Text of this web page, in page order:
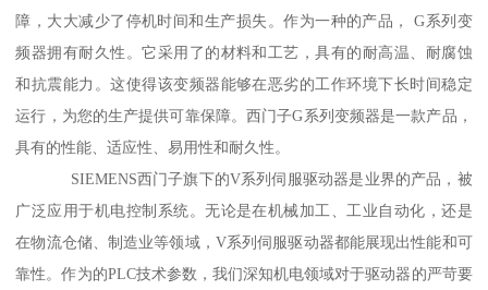
障，大大减少了停机时间和生产损失。作为一种的产品， G系列变
频器拥有耐久性。它采用了的材料和工艺，具有的耐高温、耐腐蚀
和抗震能力。这使得该变频器能够在恶劣的工作环境下长时间稳定
运行，为您的生产提供可靠保障。西门子G系列变频器是一款产品，
具有的性能、适应性、易用性和耐久性。
SIEMENS西门子旗下的V系列伺服驱动器是业界的产品，被
广泛应用于机电控制系统。无论是在机械加工、工业自动化，还是
在物流仓储、制造业等领域，V系列伺服驱动器都能展现出性能和可
靠性。作为的PLC技术参数，我们深知机电领域对于驱动器的严苛要